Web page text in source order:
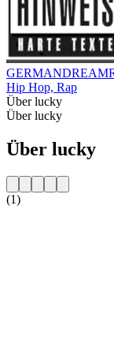
Hip Hop, Rap
Über lucky
Über lucky
Über lucky
(1)